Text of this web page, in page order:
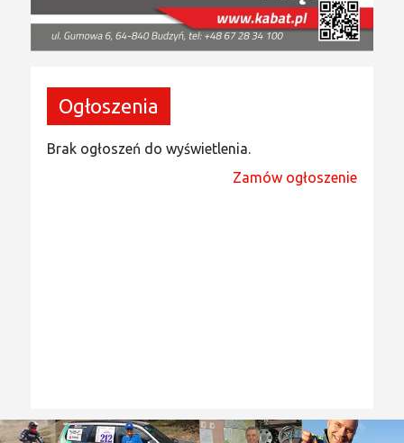
Ogłoszenia
Brak ogłoszeń do wyświetlenia.
Zamów ogłoszenie